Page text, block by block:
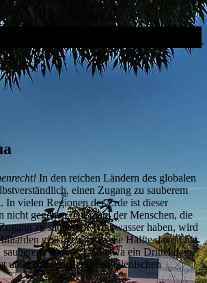
In den reichen Ländern des globalen
einen Zugang zu sauberem
In vielen Regionen der Erde ist dieser
nicht gegeben. Die Zahl der Menschen, die
zu sauberem Trinkwasser haben, wird
geschätzt, etwa die Hälfte davon hat
Wasser. Und etwa ein Drittel der
unter unzureichenden hygienischen